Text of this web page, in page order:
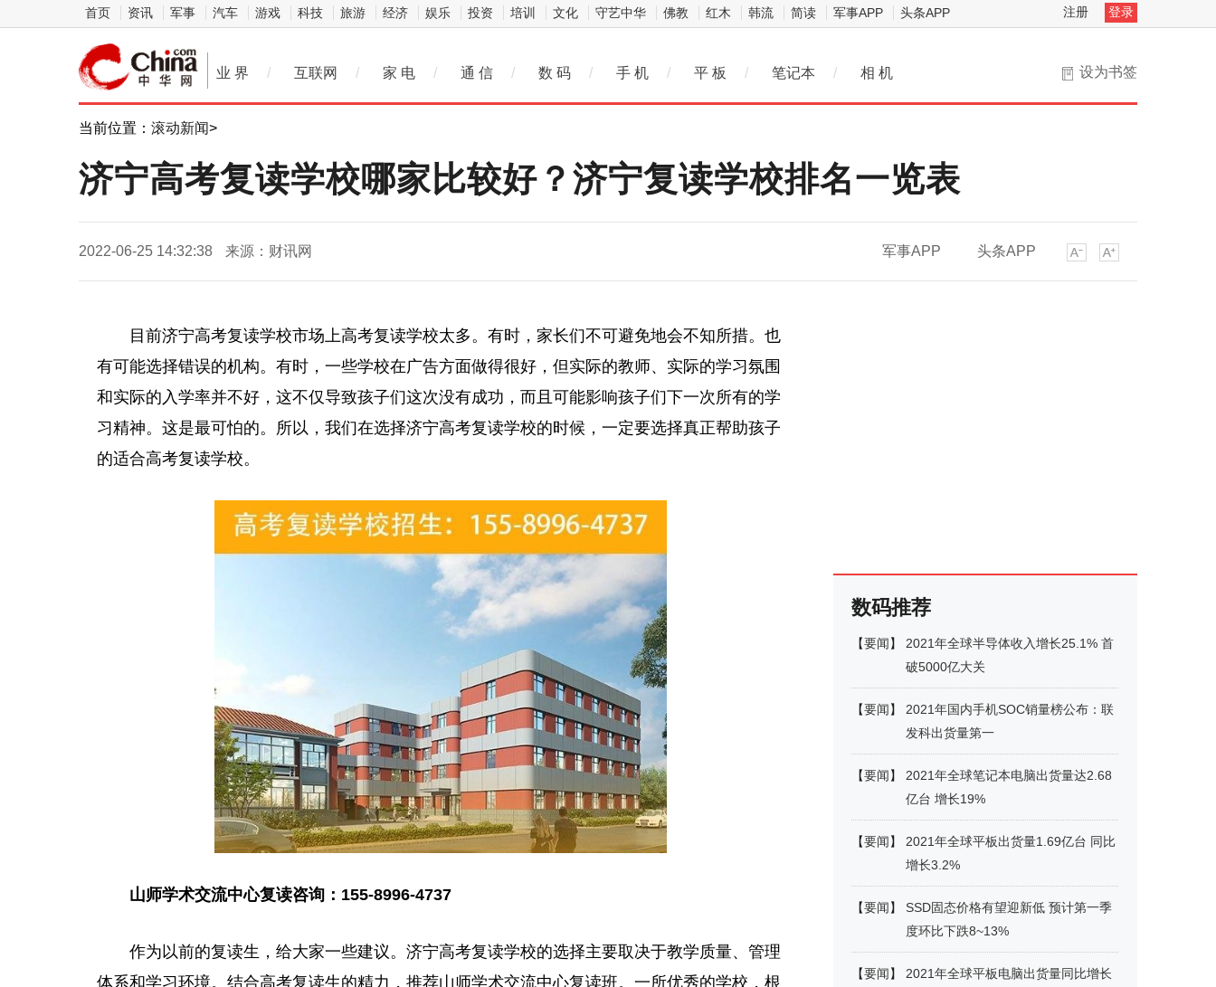
首页 资讯 军事 汽车 游戏 科技 旅游 经济 娱乐 投资 培训 文化 守艺中华 佛教 红木 韩流 简读 军事APP 头条APP 注册 登录
设为书签
业 界 / 互联网 / 家 电 / 通 信 / 数 码 / 手 机 / 平 板 / 笔记本 / 相 机
当前位置： 滚动新闻>
济宁高考复读学校哪家比较好？济宁复读学校排名一览表
2022-06-25 14:32:38 来源：财讯网 军事APP 头条APP
目前济宁高考复读学校市场上高考复读学校太多。有时，家长们不可避免地会不知所措。也
有可能选择错误的机构。有时，一些学校在广告方面做得很好，但实际的教师、实际的学习氛围
和实际的入学率并不好，这不仅导致孩子们这次没有成功，而且可能影响孩子们下一次所有的学
习精神。这是最可怕的。所以，我们在选择济宁高考复读学校的时候，一定要选择真正帮助孩子
的适合高考复读学校。
山师学术交流中心复读咨询：155-8996-4737
作为以前的复读生，给大家一些建议。济宁高考复读学校的选择主要取决于教学质量、管理
体系和学习环境。结合高考复读生的精力，推荐山师学术交流中心复读班。一所优秀的学校，根
数码推荐
【要闻】
2021年全球半导体收入增长25.1% 首
破5000亿大关
【要闻】
2021年国内手机SOC销量榜公布：联
发科出货量第一
【要闻】
2021年全球笔记本电脑出货量达2.68
亿台 增长19%
【要闻】
2021年全球平板出货量1.69亿台 同比
增长3.2%
【要闻】
SSD固态价格有望迎新低 预计第一季
度环比下跌8~13%
【要闻】
2021年全球平板电脑出货量同比增长